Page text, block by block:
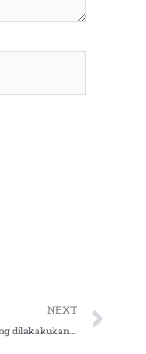
NEXT
Peraturan BAN-PT No 1 Tahun 2020 Tentang Mekanisme Akreditasi untuk Akerditasi yang dilakakukan oleh BAN-PT